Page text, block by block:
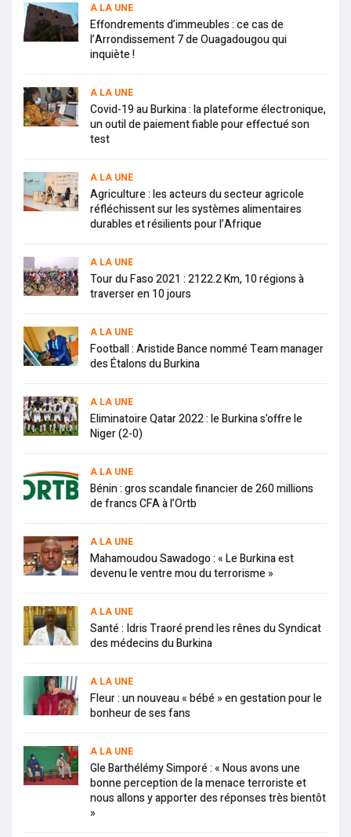
A LA UNE
Effondrements d’immeubles : ce cas de
l’Arrondissement 7 de Ouagadougou qui
inquiète !
A LA UNE
Covid-19 au Burkina : la plateforme électronique,
un outil de paiement fiable pour effectué son
test
A LA UNE
Agriculture : les acteurs du secteur agricole
réfléchissent sur les systèmes alimentaires
durables et résilients pour l’Afrique
A LA UNE
Tour du Faso 2021 : 2122.2 Km, 10 régions à
traverser en 10 jours
A LA UNE
Football : Aristide Bance nommé Team manager
des Étalons du Burkina
A LA UNE
Eliminatoire Qatar 2022 : le Burkina s’offre le
Niger (2-0)
A LA UNE
Bénin : gros scandale financier de 260 millions
de francs CFA à l’Ortb
A LA UNE
Mahamoudou Sawadogo : « Le Burkina est
devenu le ventre mou du terrorisme »
A LA UNE
Santé : Idris Traoré prend les rênes du Syndicat
des médecins du Burkina
A LA UNE
Fleur : un nouveau « bébé » en gestation pour le
bonheur de ses fans
A LA UNE
Gle Barthélémy Simporé : « Nous avons une
bonne perception de la menace terroriste et
nous allons y apporter des réponses très bientôt
»